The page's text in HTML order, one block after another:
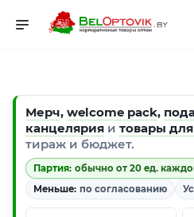
Мерч, welcome pack,
канцелярия и товары
тираж и бюджет.
Партия: обычно от 20 ед.
Меньше: по согласованию